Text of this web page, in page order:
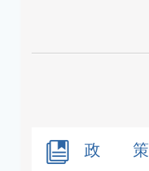
政 策